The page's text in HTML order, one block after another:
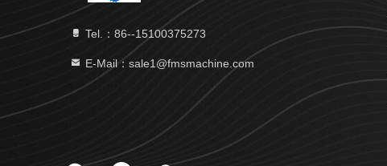
Tel.：86--15100375273
E-Mail：sale1@fmsmachine.com